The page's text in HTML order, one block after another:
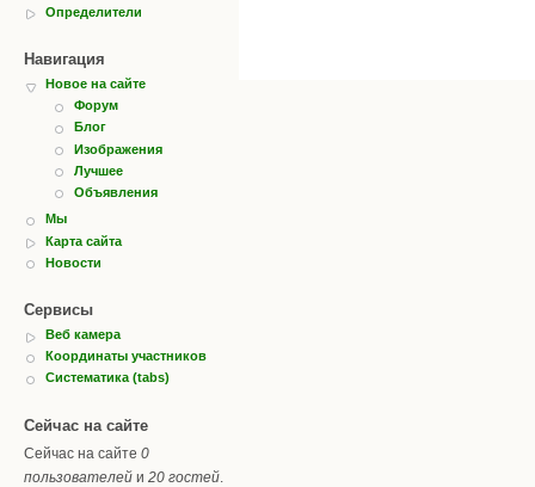
Определители
Навигация
Новое на сайте
Форум
Блог
Изображения
Лучшее
Объявления
Мы
Карта сайта
Новости
Сервисы
Веб камера
Координаты участников
Систематика (tabs)
Сейчас на сайте
Сейчас на сайте 0
пользователей и 20 гостей.